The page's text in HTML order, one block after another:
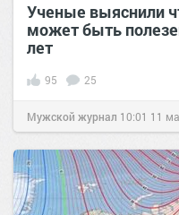
Ученые выяснили
может быть
лет
95 25
Мужской журнал 10:01 11